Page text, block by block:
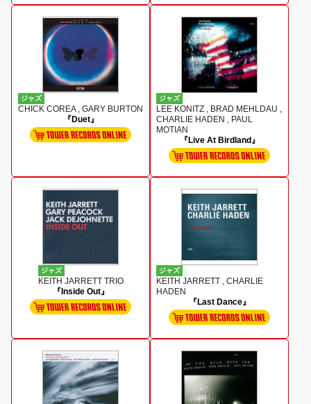
ジャズ
CHICK COREA , GARY BURTON
『Duet』
ジャズ
LEE KONITZ , BRAD MEHLDAU ,
CHARLIE HADEN , PAUL
MOTIAN
『Live At Birdland』
ジャズ
KEITH JARRETT TRIO
『Inside Out』
ジャズ
KEITH JARRETT , CHARLIE
HADEN
『Last Dance』